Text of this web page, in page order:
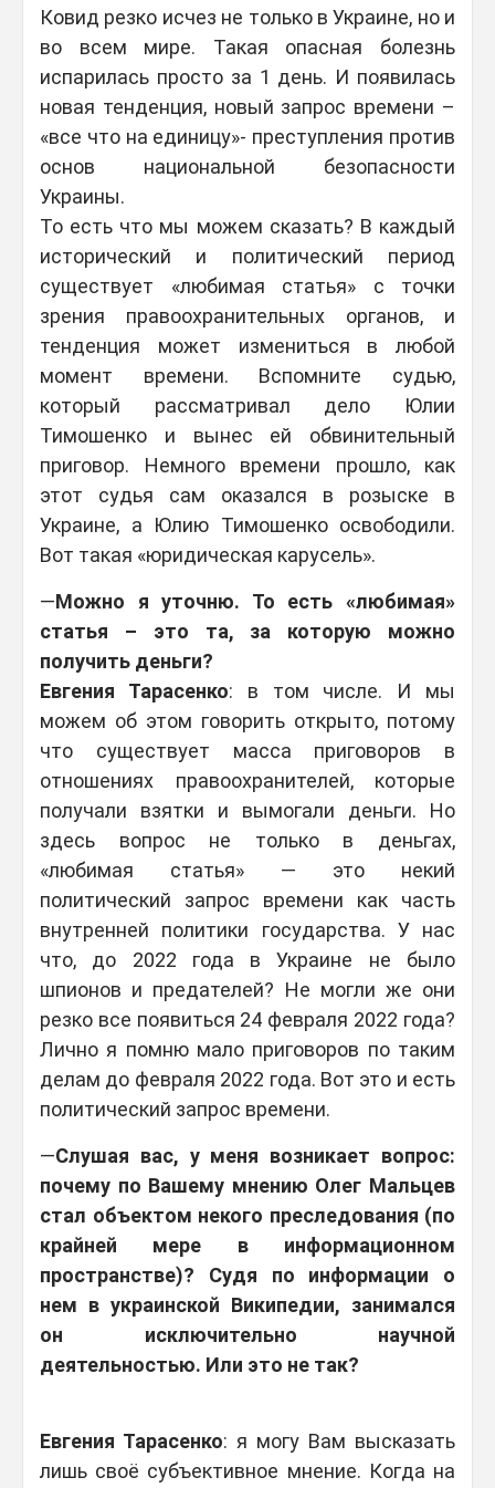
Ковид резко исчез не только в Украине, но и
во всем мире. Такая опасная болезнь
испарилась просто за 1 день. И появилась
новая тенденция, новый запрос времени –
«все что на единицу»- преступления против
основ национальной безопасности
Украины.
То есть что мы можем сказать? В каждый
исторический и политический период
существует «любимая статья» с точки
зрения правоохранительных органов, и
тенденция может измениться в любой
момент времени. Вспомните судью,
который рассматривал дело Юлии
Тимошенко и вынес ей обвинительный
приговор. Немного времени прошло, как
этот судья сам оказался в розыске в
Украине, а Юлию Тимошенко освободили.
Вот такая «юридическая карусель».
—Можно я уточню. То есть «любимая»
статья – это та, за которую можно
получить деньги?
Евгения Тарасенко: в том числе. И мы
можем об этом говорить открыто, потому
что существует масса приговоров в
отношениях правоохранителей, которые
получали взятки и вымогали деньги. Но
здесь вопрос не только в деньгах,
«любимая статья» — это некий
политический запрос времени как часть
внутренней политики государства. У нас
что, до 2022 года в Украине не было
шпионов и предателей? Не могли же они
резко все появиться 24 февраля 2022 года?
Лично я помню мало приговоров по таким
делам до февраля 2022 года. Вот это и есть
политический запрос времени.
—Слушая вас, у меня возникает вопрос:
почему по Вашему мнению Олег Мальцев
стал объектом некого преследования (по
крайней мере в информационном
пространстве)? Судя по информации о
нем в украинской Википедии, занимался
он исключительно научной
деятельностью. Или это не так?
Евгения Тарасенко: я могу Вам высказать
лишь своё субъективное мнение. Когда на